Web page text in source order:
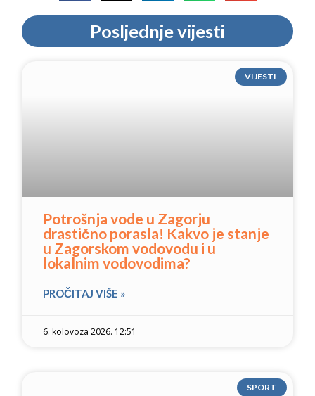
Posljednje vijesti
VIJESTI
Potrošnja vode u Zagorju
drastično porasla! Kakvo je stanje
u Zagorskom vodovodu i u
lokalnim vodovodima?
PROČITAJ VIŠE »
6. kolovoza 2026. 12:51
SPORT